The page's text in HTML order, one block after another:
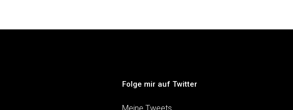
Folge mir auf Twitter